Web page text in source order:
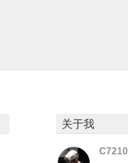
关于我
C7210